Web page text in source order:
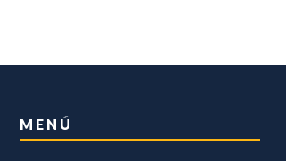
MENÚ